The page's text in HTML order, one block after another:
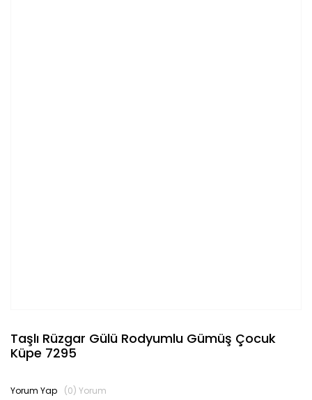
Taşlı Rüzgar Gülü Rodyumlu Gümüş Çocuk
Küpe 7295
Yorum Yap (0) Yorum